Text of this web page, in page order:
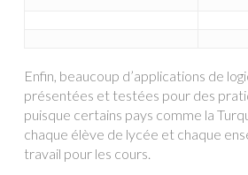
Enfin, beaucoup d’applications de
présentées et testées pour des
puisque certains pays comme la
chaque élève de lycée et chaque
travail pour les cours.